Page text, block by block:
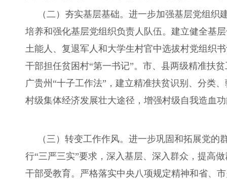
（二）夯实基层基础。进一步加强基层党组
培养和强化基层党组织负责人队伍。建立健全基
土能人、复退军人和大学生村官中选拔村党组织
干部担任贫困村“第一书记”。市、县两级精准扶
广贵州“十子工作法”，建立精准扶贫识别、分类
村级集体经济发展壮大途径，增强村级自我造血
（三）转变工作作风。进一步巩固和拓展党
行“三严三实”要求，深入基层、深入群众，提高
干部受教育。严格落实中央八项规定精神和省、